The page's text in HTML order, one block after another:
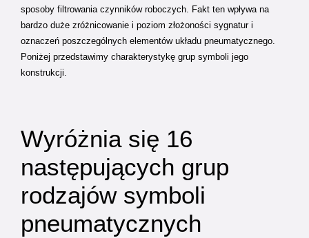
sposoby filtrowania czynników roboczych. Fakt ten wpływa na
bardzo duże zróżnicowanie i poziom złożoności sygnatur i
oznaczeń poszczególnych elementów układu pneumatycznego.
Poniżej przedstawimy charakterystykę grup symboli jego
konstrukcji.
Wyróżnia się 16
następujących grup
rodzajów symboli
pneumatycznych